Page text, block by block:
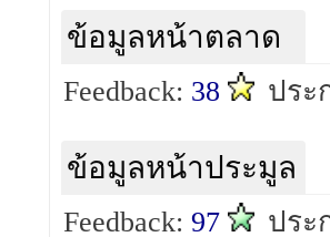
ข้อมูลหน้าตลาด
Feedback: 38 ปร
ข้อมูลหน้าประมูล
Feedback: 97 ปร